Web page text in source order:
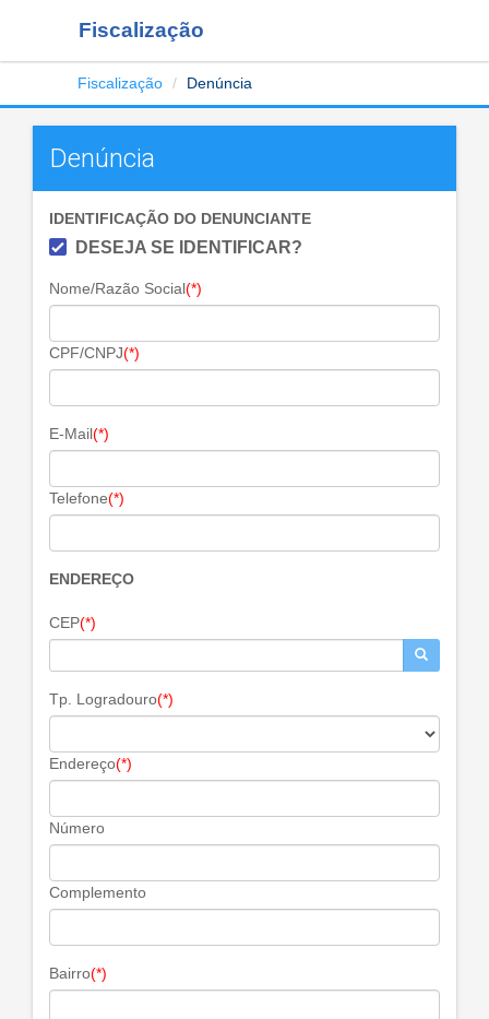
Fiscalização
Fiscalização Denúncia
Denúncia
IDENTIFICAÇÃO DO DENUNCIANTE
DESEJA SE IDENTIFICAR?
Nome/Razão Social(*)
CPF/CNPJ(*)
E-Mail(*)
Telefone(*)
ENDEREÇO
CEP(*)
Tp. Logradouro(*)
Endereço(*)
Número
Complemento
Bairro(*)